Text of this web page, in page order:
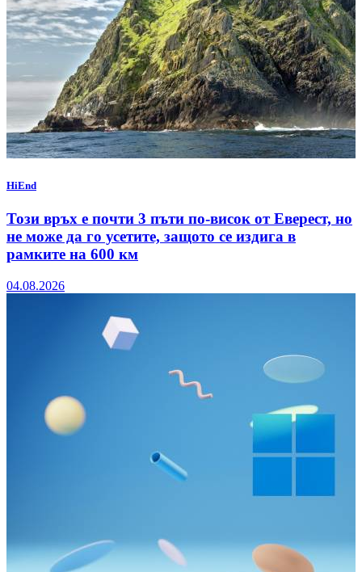
HiEnd
Този връх е почти 3 пъти по-висок от Еверест, но
не може да го усетите, защото се издига в
рамките на 600 км
04.08.2026